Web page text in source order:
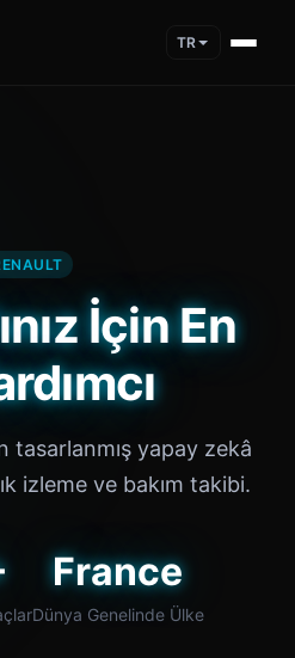
TR
İçin En
tasarlanmış yapay zekâ
izleme ve bakım takibi.
France
Dünya Genelinde Ülke